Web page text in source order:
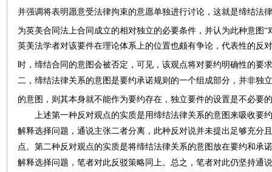
并强调将表明愿意受法律拘束的意愿单独进行讨论，这就是缔结法
为英美合同法上合同成立的相对独立的必要条件，并认为此种意图“
英美法学者对该要件在理论体系上的位置也颇有争论，代表性的反
时，缔结合同的意图会被否定，可见，该观点将对要约明确性的要
二，缔结法律关系的意图是要约承诺规则的一个组成部分，并非独
的意图，则其本身就不能作为要约存在，独立要件的设置是不必要
上述第一种反对观点的实质是用缔结法律关系的意图来吸收要
解释选择问题，通说主张二者分离，此种反对说并未提出足够充分
点。第二种反对观点的实质是将缔结法律关系的意图放在要约和承
解释选择问题，笔者对此反驳策略同上。总之，笔者对此仍坚持通